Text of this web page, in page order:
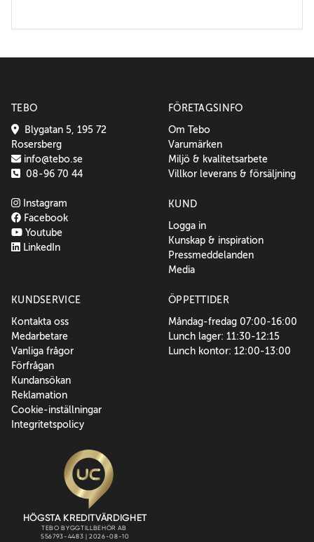
TEBO
Blygatan 5, 195 72
Rosersberg
info@tebo.se
08-96 70 44
Instagram
Facebook
Youtube
LinkedIn
FÖRETAGSINFO
Om Tebo
Varumärken
Miljö & kvalitetsarbete
Villkor leverans & försäljning
KUND
Logga in
Kunskap & inspiration
Pressmeddelanden
Media
KUNDSERVICE
Kontakta oss
Medarbetare
Vanliga frågor
Förfrågan
Kundansökan
Reklamation
Cookie-inställningar
Integritetspolicy
ÖPPETTIDER
Måndag-fredag 07:00-16:00
Lunch lager: 11:30-12:15
Lunch kontor: 12:00-13:00